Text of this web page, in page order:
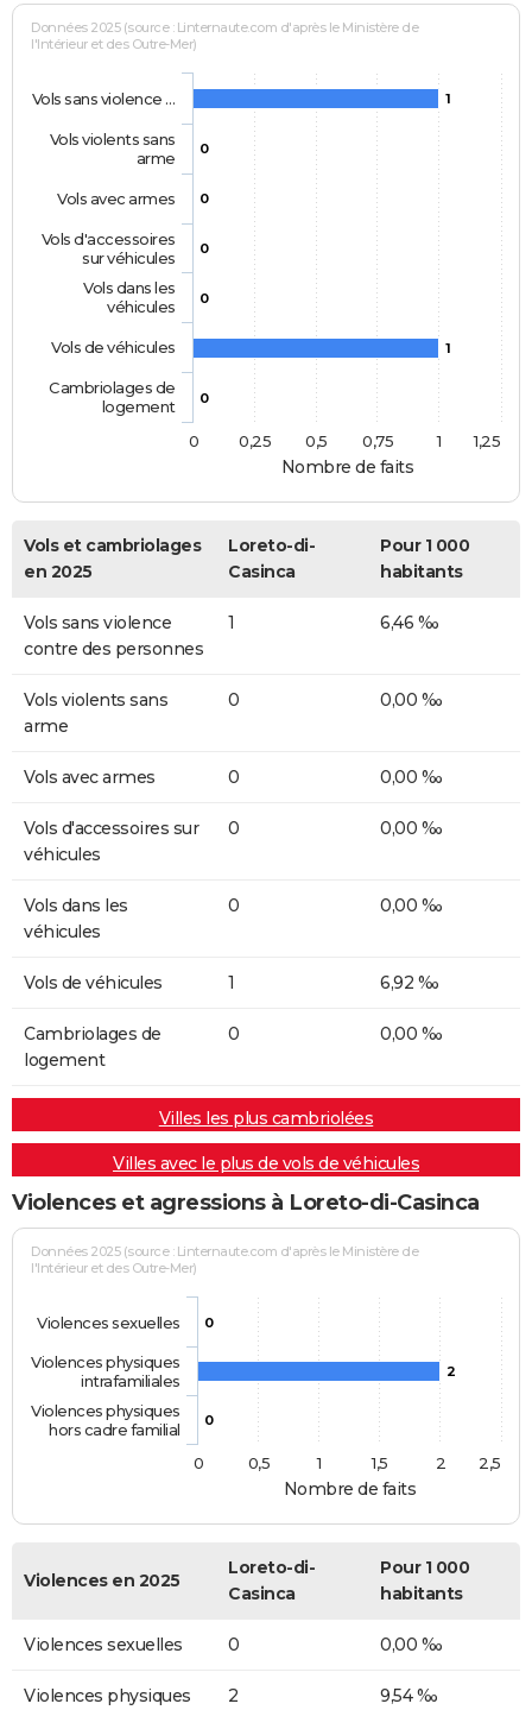
Nombre de faits
Données 2025 (source : Linternaute.com d'après le Ministère de
l'Intérieur et des Outre-Mer)
1
0
0
0
0
1
0
Vols sans violence …
Vols violents sans
arme
Vols avec armes
Vols d'accessoires
sur véhicules
Vols dans les
véhicules
Vols de véhicules
Cambriolages de
logement
0
1
0,25 0,5 0,75 1,25
Vols et cambriolages
en 2025
Loreto-di-
Casinca
Pour 1 000
habitants
Vols sans violence
contre des personnes
1 6,46 ‰
Vols violents sans
arme
0 0,00 ‰
Vols avec armes 0 0,00 ‰
Vols d'accessoires sur
véhicules
0 0,00 ‰
Vols dans les
véhicules
0 0,00 ‰
Vols de véhicules 1 6,92 ‰
Cambriolages de
logement
0 0,00 ‰
Villes les plus cambriolées
Villes avec le plus de vols de véhicules
Violences et agressions à Loreto-di-Casinca
Nombre de faits
Données 2025 (source : Linternaute.com d'après le Ministère de
l'Intérieur et des Outre-Mer)
0
2
0
Violences sexuelles
Violences physiques
intrafamiliales
Violences physiques
hors cadre familial
0
0,5 1 1,5 2 2,5
Violences en 2025
Loreto-di-
Casinca
Pour 1 000
habitants
Violences sexuelles 0 0,00 ‰
Violences physiques
2 9,54 ‰